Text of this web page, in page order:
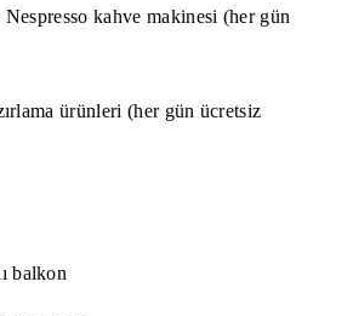
kahve makinesi (her gün
ürünleri (her gün ücretsiz
balkon